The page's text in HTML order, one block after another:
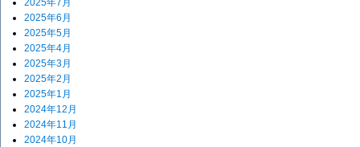
2025年7月
2025年6月
2025年5月
2025年4月
2025年3月
2025年2月
2025年1月
2024年12月
2024年11月
2024年10月